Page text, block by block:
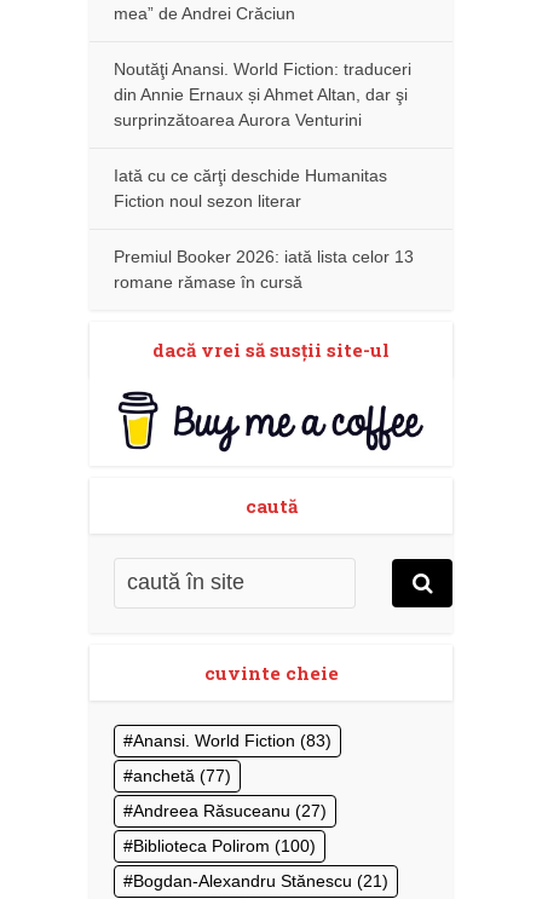
mea” de Andrei Crăciun
Noutăţi Anansi. World Fiction: traduceri
din Annie Ernaux și Ahmet Altan, dar şi
surprinzătoarea Aurora Venturini
Iată cu ce cărţi deschide Humanitas
Fiction noul sezon literar
Premiul Booker 2026: iată lista celor 13
romane rămase în cursă
dacă vrei să susţii site-ul
caută
cuvinte cheie
Anansi. World Fiction (83)
anchetă (77)
Andreea Răsuceanu (27)
Biblioteca Polirom (100)
Bogdan-Alexandru Stănescu (21)